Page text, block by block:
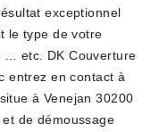
exceptionnel
le type de votre
… etc. DK Couverture
entrez en contact à
à Venejan 30200
de démoussage